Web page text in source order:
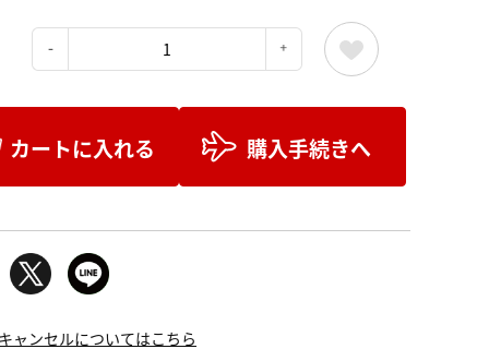
カートに入れる 購入手続きへ
ャンセルについてはこちら